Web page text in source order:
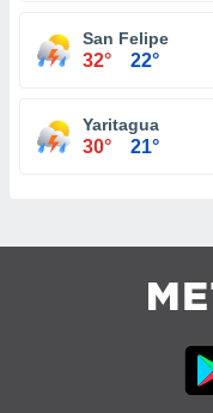
San Felipe
32° 22°
Yaritagua
30° 21°